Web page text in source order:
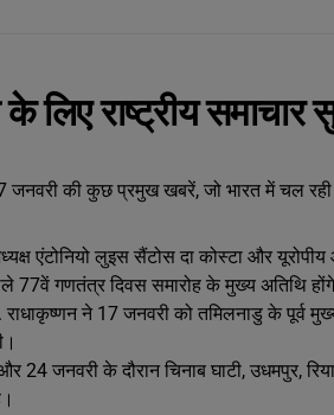
राष्ट्रीय समाचार
की कुछ प्रमुख खबरें, जो भारत में चल
एंटोनियो लुइस सैंटोस दा कोस्टा और
77वें गणतंत्र दिवस समारोह के मुख्य अतिथि
राधाकृष्णन ने 17 जनवरी को तमिलनाडु के पूर्व
24 जनवरी के दौरान चिनाब घाटी, उधमपुर,